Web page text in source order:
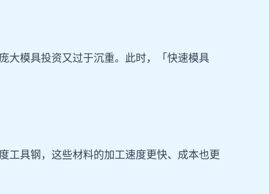
大模具投资又过于沉重。此时，「快速模具
工具钢，这些材料的加工速度更快、成本也更